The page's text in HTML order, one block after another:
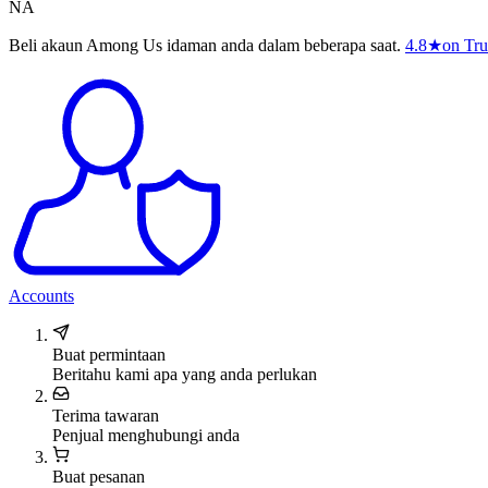
NA
Beli akaun Among Us idaman anda dalam beberapa saat. 4.8★on
Accounts
Buat permintaan
Beritahu kami apa yang anda perlukan
Terima tawaran
Penjual menghubungi anda
Buat pesanan